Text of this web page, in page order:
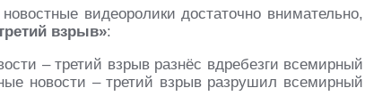
видеоролики достаточно внимательно,
взрыв»:
– третий взрыв разнёс вдребезги всемирный
новости – третий взрыв разрушил всемирный